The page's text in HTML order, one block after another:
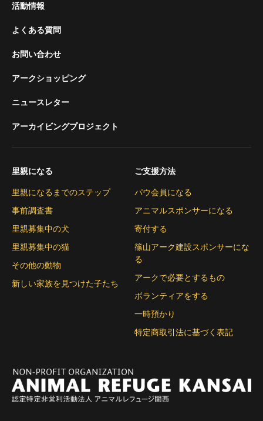
活動情報
よくある質問
お問い合わせ
アークショッピング
ニュースレター
アーカイビングプロジェクト
里親になる
里親になるまでのステップ
事前調査書
里親募集中の犬
里親募集中の猫
その他の動物
新しい家族を見つけた子たち
ご支援方法
パウ会員になる
アニマルスポンサーになる
寄付する
篠山アーク建設スポンサーにな
る
アークで必要とするもの
ボランティアをする
一時預かり
特定商取引法に基づく表記